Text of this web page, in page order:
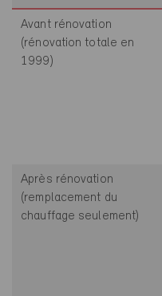
Avant rénovation
(rénovation totale en
1999)
Après rénovation
(remplacement du
chauffage seulement)